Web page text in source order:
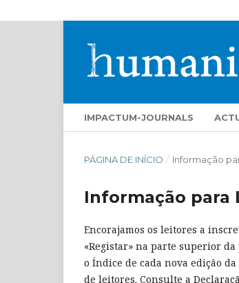
IMPACTUM-JOURNALS
PÁGINA DE INÍCIO / Informação
Informação para
Encorajamos os leitores a
«Registar» na parte superior
o Índice de cada nova edição
de leitores. Consulte a